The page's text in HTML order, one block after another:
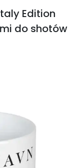
Edition
do shotów